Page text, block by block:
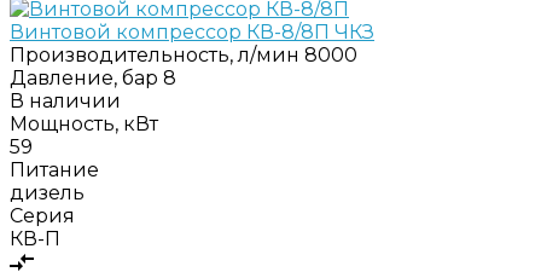
Винтовой компрессор КВ-8/8П ЧКЗ
Производительность, л/мин 8000
Давление, бар 8
В наличии
Мощность, кВт
59
Питание
дизель
Серия
КВ-П